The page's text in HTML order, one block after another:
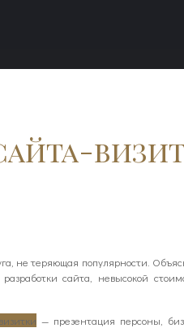
не теряющая популярности.
сайта, невысокой
— презентация персоны,